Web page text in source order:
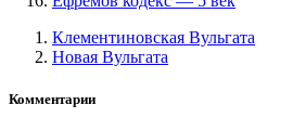
Клементиновская Вульгата
Новая Вульгата
Комментарии